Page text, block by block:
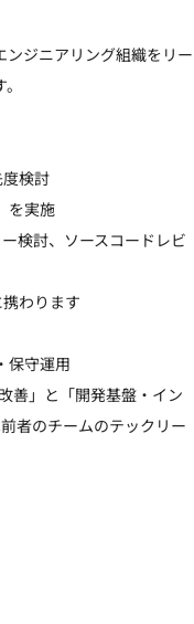
ンジニアリング組織をリー
検討
を実施
検討、ソースコードレビ
わります
保守運用
善」と「開発基盤・イン
者のチームのテックリー